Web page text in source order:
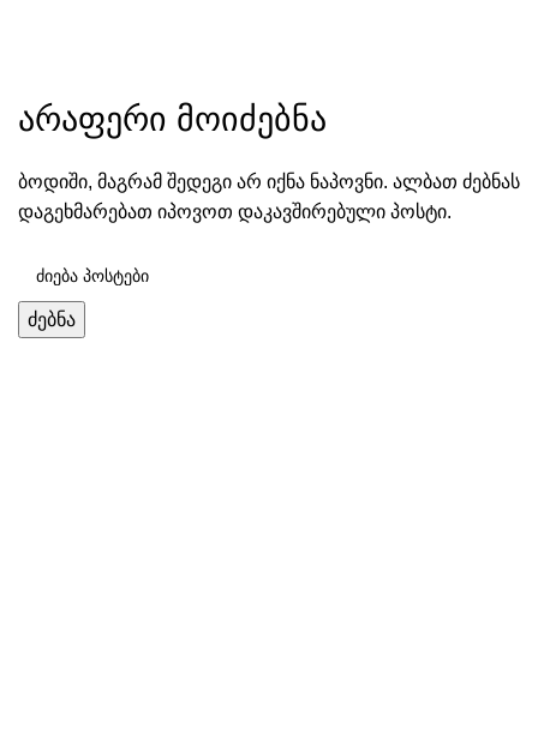
არაფერი მოიძებნა
ბოდიში, მაგრამ შედეგი არ იქნა ნაპოვნი. ალბათ ძებნას
დაგეხმარებათ იპოვოთ დაკავშირებული პოსტი.
ძებნა